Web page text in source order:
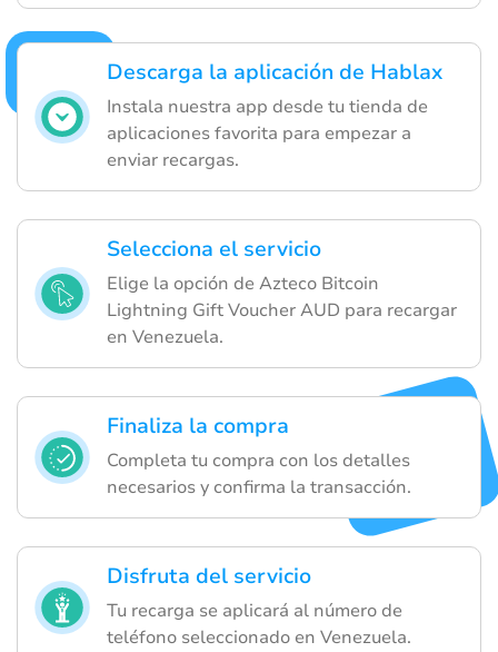
Descarga la aplicación de Hablax
Instala nuestra app desde tu tienda de
aplicaciones favorita para empezar a
enviar recargas.
Selecciona el servicio
Elige la opción de Azteco Bitcoin
Lightning Gift Voucher AUD para recargar
en Venezuela.
Finaliza la compra
Completa tu compra con los detalles
necesarios y confirma la transacción.
Disfruta del servicio
Tu recarga se aplicará al número de
teléfono seleccionado en Venezuela.